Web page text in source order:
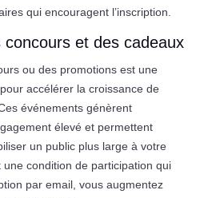
qui encouragent l’inscription.
concours et des cadeaux
ou des promotions est une
accélérer la croissance de
événements génèrent
élevé et permettent
un public plus large à votre
condition de participation qui
par email, vous augmentez